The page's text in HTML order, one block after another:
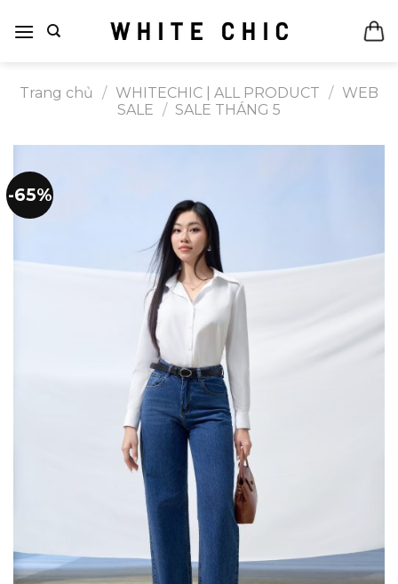
qua
Trang chủ
/ WHITECHIC | ALL PRODUCT / WEB
SALE / SALE THÁNG 5
-65%